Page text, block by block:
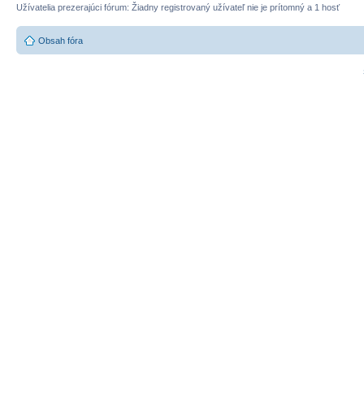
Užívatelia prezerajúci fórum: Žiadny registrovaný užívateľ nie je prítomný a 1 hosť
Obsah fóra